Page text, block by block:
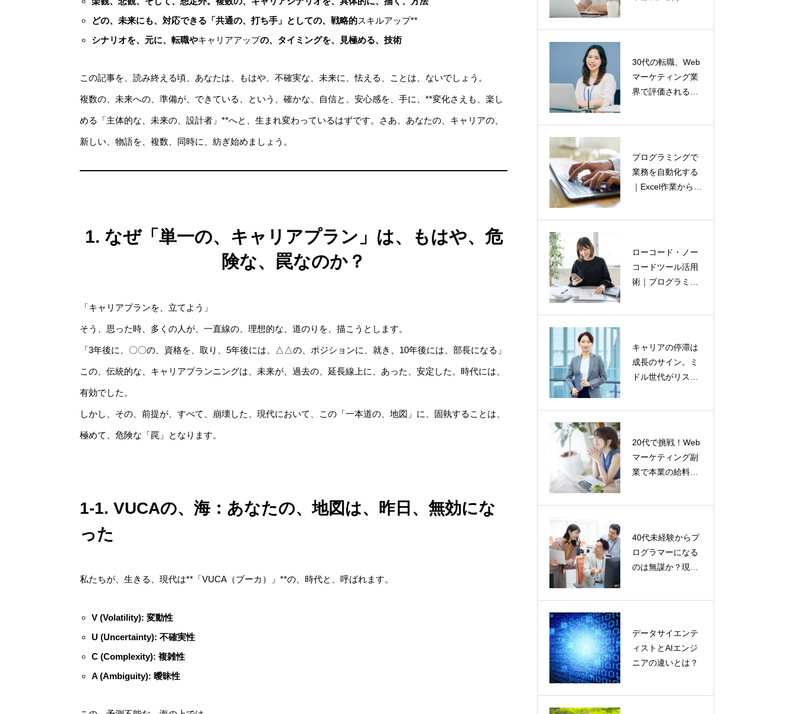
どの、未来にも、対応できる「共通の、打ち手」としての、戦略的スキルアップ**
シナリオを、元に、転職やキャリアアップの、タイミングを、見極める、技術
この記事を、読み終える頃、あなたは、もはや、不確実な、未来に、怯える、ことは、ないでしょう。
複数の、未来への、準備が、できている、という、確かな、自信と、安心感を、手に、**変化さえも、楽し
める「主体的な、未来の、設計者」**へと、生まれ変わっているはずです。さあ、あなたの、キャリアの、
新しい、物語を、複数、同時に、紡ぎ始めましょう。
1. なぜ「単一の、キャリアプラン」は、もはや、危
険な、罠なのか？
「キャリアプランを、立てよう」
そう、思った時、多くの人が、一直線の、理想的な、道のりを、描こうとします。
「3年後に、〇〇の、資格を、取り、5年後には、△△の、ポジションに、就き、10年後には、部長になる」
この、伝統的な、キャリアプランニングは、未来が、過去の、延長線上に、あった、安定した、時代には、
有効でした。
しかし、その、前提が、すべて、崩壊した、現代において、この「一本道の、地図」に、固執することは、
極めて、危険な「罠」となります。
1-1. VUCAの、海：あなたの、地図は、昨日、無効にな
った
私たちが、生きる、現代は**「VUCA（ブーカ）」**の、時代と、呼ばれます。
V (Volatility): 変動性
U (Uncertainty): 不確実性
C (Complexity): 複雑性
A (Ambiguity): 曖昧性
30代の転職、Web
マーケティング業
界で評価されるリ
プログラミングで
業務を自動化する
｜Excel作業から解
ローコード・ノー
コードツール活用
術｜プログラミン
キャリアの停滞は
成長のサイン。ミ
ドル世代がリスキ
20代で挑戦！Web
マーケティング副
業で本業の給料を
40代未経験からプ
ログラマーになる
のは無謀か？現実
データサイエンテ
ィストとAIエンジ
ニアの違いとは？
経理・財務職が
Pythonを学ぶメリ
ット｜データ分析
朝活プログラミン
グのすすめ｜集中
できる時間で効率
プロジェクトマネ
ジメントの基礎｜
WBS・ガントチャ
「インポスター症
候群」を乗り越え
る｜自信のないエ
プログラマーが読
むべき名著20選｜
時代を超えて役立
50代プログラマー
のリアルな求人市
場とキャリアの選
技術面接で「分か
りません」を上手
に伝える方法